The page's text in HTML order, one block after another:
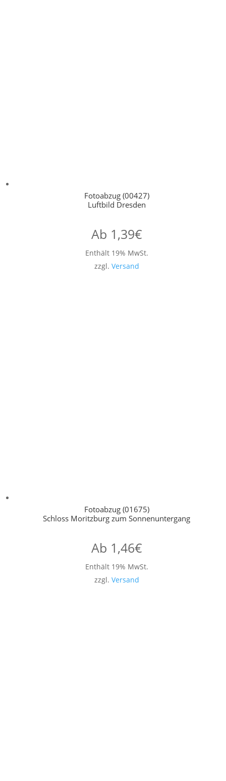
Fotoabzug (00427)
Luftbild Dresden
Ab 1,39€
Enthält 19% MwSt.
zzgl. Versand
Fotoabzug (01675)
Schloss Moritzburg zum Sonnenuntergang
Ab 1,46€
Enthält 19% MwSt.
zzgl. Versand